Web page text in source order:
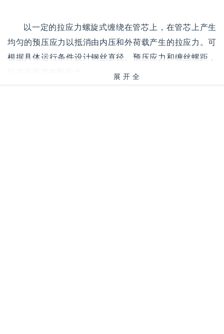
以一定的拉应力螺旋式缠绕在管芯上，在管芯上产生
均匀的预压应力以抵消由内压和外荷载产生的拉应力。可
根据具体运行条件设计钢丝直径、预压应力和缠丝螺距，
展开全